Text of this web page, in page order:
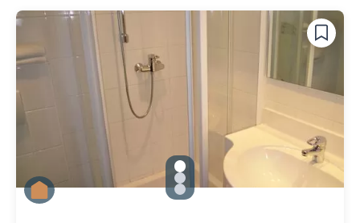
gallery.slide_selector
Zu Slide 1 wechseln
Zu Slide 2 wechseln
Zu Slide 3 wechseln